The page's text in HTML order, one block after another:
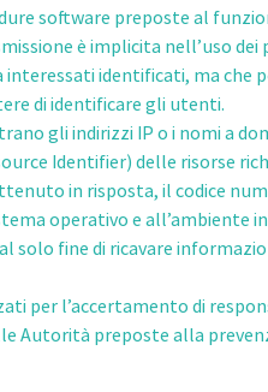
software preposte al
è implicita nell’uso
interessati identificati, ma
di identificare gli utenti.
gli indirizzi IP o i nomi a
Identifier) delle risorse
in risposta, il codice
operativo e all’ambiente
solo fine di ricavare
per l’accertamento di
Autorità preposte alla